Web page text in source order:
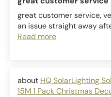
great customer service,
an issue straight away
Read more
HQ SolarLighting
15M 1 Pack Christmas